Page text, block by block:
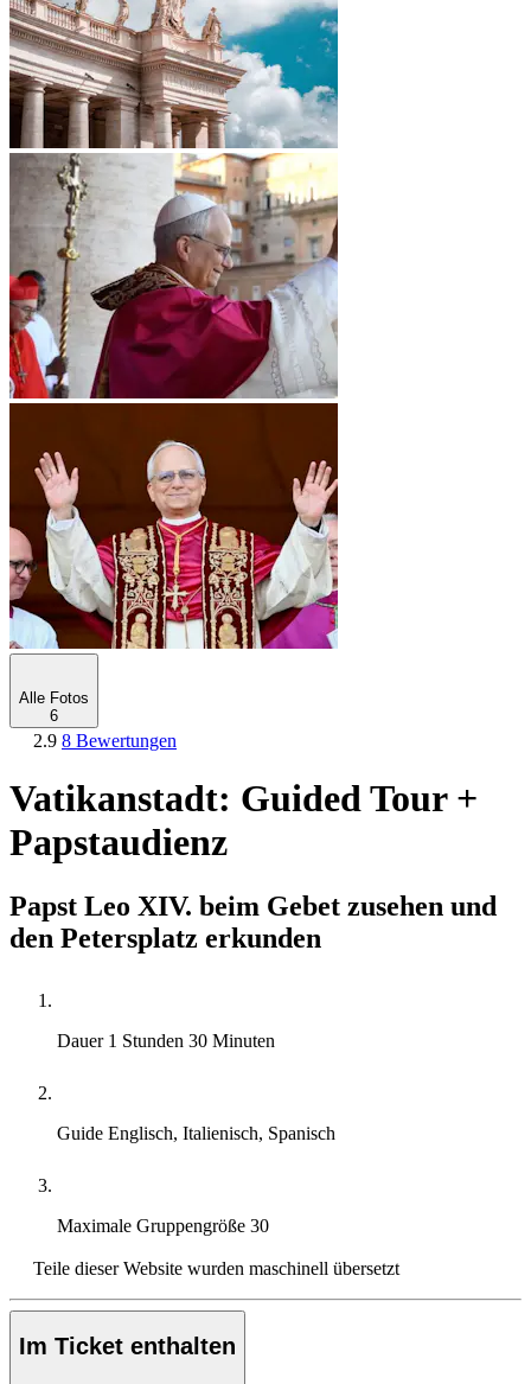
Alle Fotos
6
2.9 8 Bewertungen
Vatikanstadt: Guided Tour +
Papstaudienz
Papst Leo XIV. beim Gebet zusehen und
den Petersplatz erkunden
Dauer 1 Stunden 30 Minuten
Guide Englisch, Italienisch, Spanisch
Maximale Gruppengröße 30
Teile dieser Website wurden maschinell übersetzt
Im Ticket enthalten